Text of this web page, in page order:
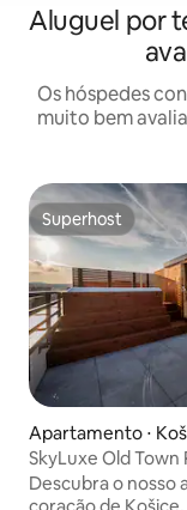
Aluguel por
Os hóspedes
muito bem
Superhost
Superhost
Apartamento ⋅
SkyLuxe Old Town
Descubra o nosso